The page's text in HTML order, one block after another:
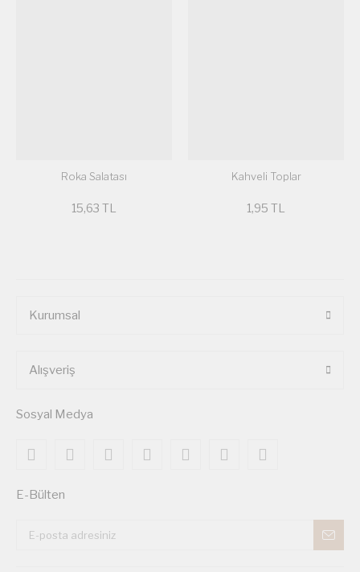
Roka Salatası
15,63 TL
Kahveli Toplar
1,95 TL
Kurumsal
Alışveriş
Sosyal Medya
E-Bülten